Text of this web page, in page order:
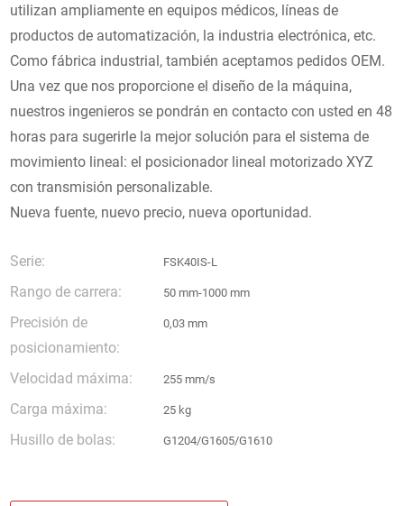
utilizan ampliamente en equipos médicos, líneas de
productos de automatización, la industria electrónica, etc.
Como fábrica industrial, también aceptamos pedidos OEM.
Una vez que nos proporcione el diseño de la máquina,
nuestros ingenieros se pondrán en contacto con usted en 48
horas para sugerirle la mejor solución para el sistema de
movimiento lineal: el posicionador lineal motorizado XYZ
con transmisión personalizable.
Nueva fuente, nuevo precio, nueva oportunidad.
Serie: FSK40IS-L
Rango de carrera: 50 mm-1000 mm
Precisión de
posicionamiento:
0,03 mm
Velocidad máxima: 255 mm/s
Carga máxima: 25 kg
Husillo de bolas: G1204/G1605/G1610